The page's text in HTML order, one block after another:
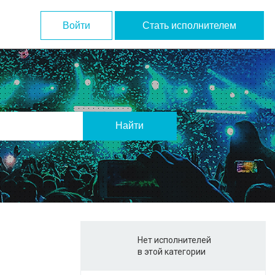
Войти Стать исполнителем
Найти
Нет исполнителей
в этой категории